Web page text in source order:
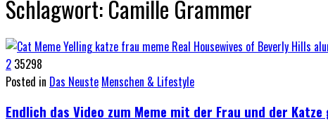
Schlagwort:Camille Grammer
2 35298
Posted in Das Neuste Menschen & Lifestyle
Endlich das Video zum Meme mit der Frau und der